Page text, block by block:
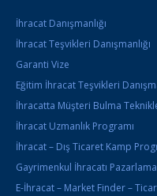
İhracat Danışmanlığı
İhracat Teşvikleri Danışmanlığı
Garanti Vize
Eğitim İhracat Teşvikleri
İhracatta Müşteri Bulma
İhracat Uzmanlık Programı
İhracat – Dış Ticaret Kamp
Gayrimenkul İhracatı
E-İhracat – Market Finder –